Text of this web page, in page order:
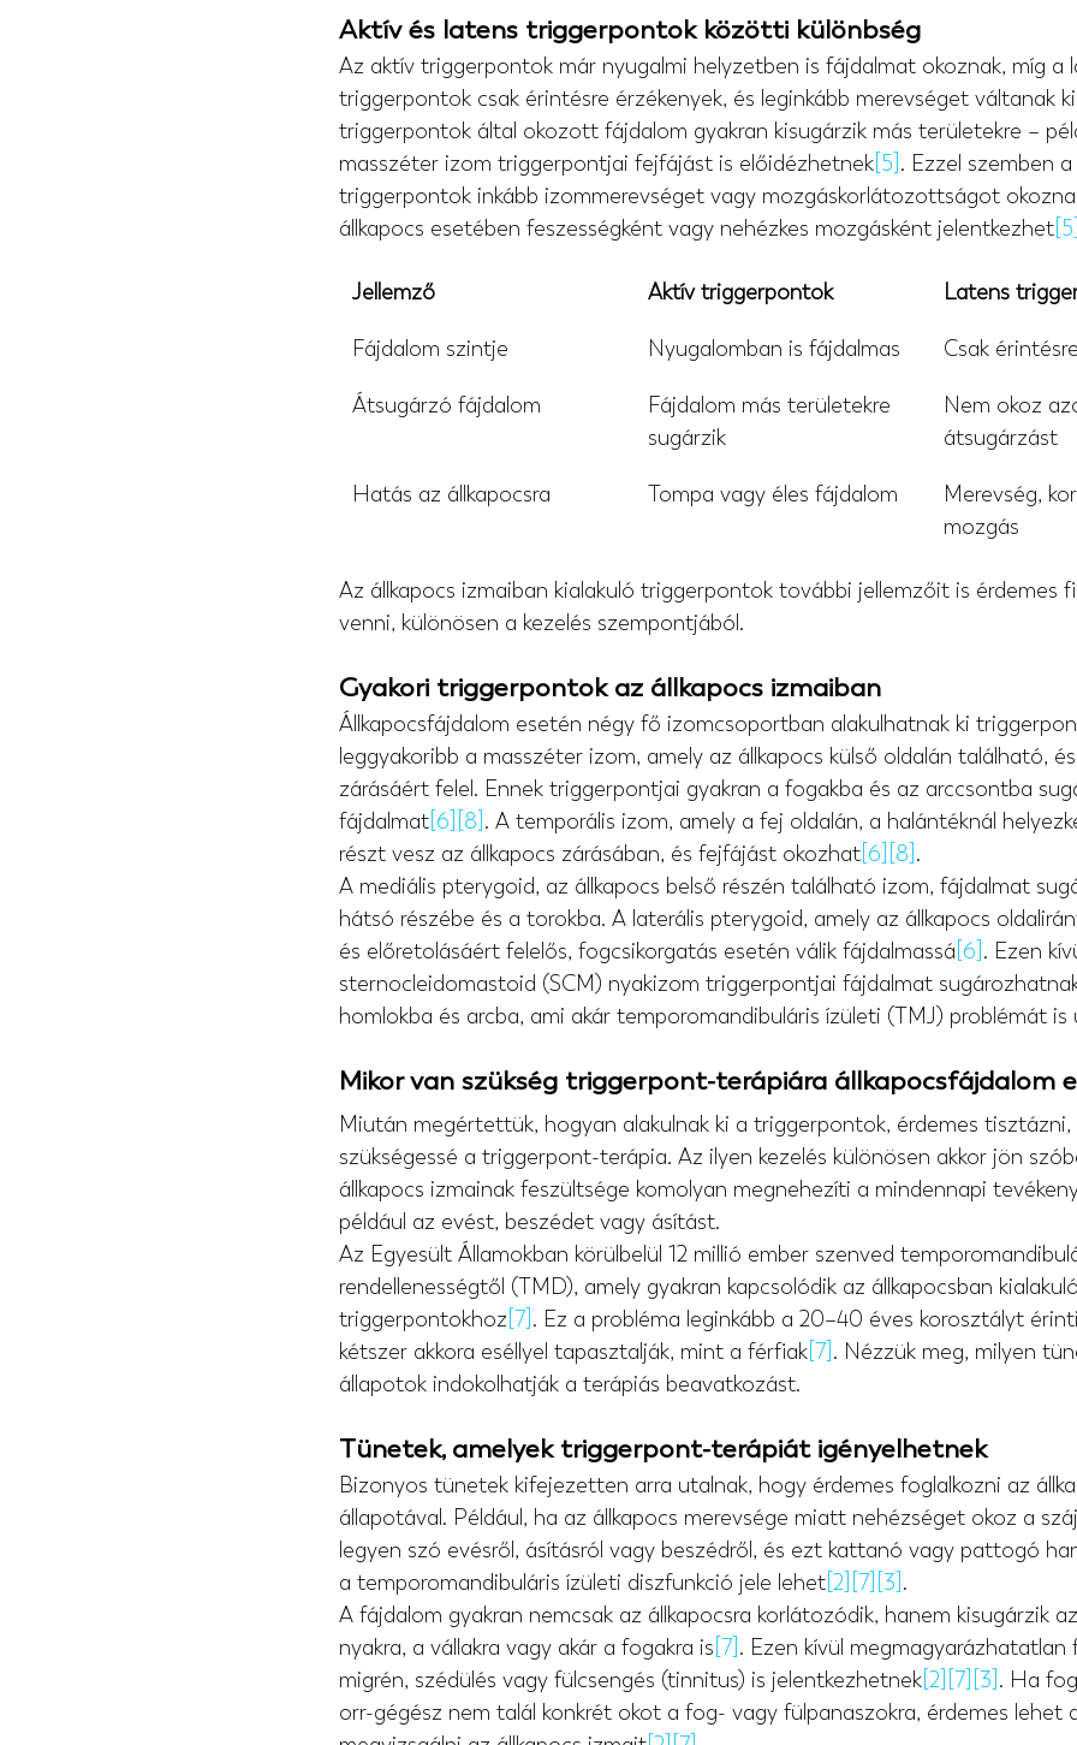
Aktív és latens triggerpontok közötti különbség
Az aktív triggerpontok már nyugalmi helyzetben is fájdalmat okoznak, míg a
triggerpontok csak érintésre érzékenyek, és leginkább merevséget váltanak
triggerpontok által okozott fájdalom gyakran kisugárzik más területekre –
masszéter izom triggerpontjai fejfájást is előidézhetnek [5] . Ezzel szemben
triggerpontok inkább izommerevséget vagy mozgáskorlátozottságot
állkapocs esetében feszességként vagy nehézkes mozgásként jelentkezhet [5]
Jellemző Aktív triggerpontok Latens
Fájdalom szintje Nyugalomban is fájdalmas Csak
Átsugárzó fájdalom
Fájdalom más területekre
sugárzik
Nem okoz
átsugárzást
Hatás az állkapocsra Tompa vagy éles fájdalom
Merevség,
mozgás
Az állkapocs izmaiban kialakuló triggerpontok további jellemzőit is érdemes
venni, különösen a kezelés szempontjából.
Gyakori triggerpontok az állkapocs izmaiban
Állkapocsfájdalom esetén négy fő izomcsoportban alakulhatnak ki
leggyakoribb a masszéter izom, amely az állkapocs külső oldalán található,
zárásáért felel. Ennek triggerpontjai gyakran a fogakba és az arccsontba
fájdalmat [6] [8] . A temporális izom, amely a fej oldalán, a halántéknál
részt vesz az állkapocs zárásában, és fejfájást okozhat [6] [8] .
A mediális pterygoid, az állkapocs belső részén található izom, fájdalmat
hátsó részébe és a torokba. A laterális pterygoid, amely az állkapocs
és előretolásáért felelős, fogcsikorgatás esetén válik fájdalmassá [6] . Ezen
sternocleidomastoid (SCM) nyakizom triggerpontjai fájdalmat
homlokba és arcba, ami akár temporomandibuláris ízületi (TMJ) problémát
Mikor van szükség triggerpont-terápiára állkapocsfájdalom
Miután megértettük, hogyan alakulnak ki a triggerpontok, érdemes
szükségessé a triggerpont-terápia. Az ilyen kezelés különösen akkor jön
állkapocs izmainak feszültsége komolyan megnehezíti a mindennapi
például az evést, beszédet vagy ásítást.
Az Egyesült Államokban körülbelül 12 millió ember szenved
rendellenességtől (TMD), amely gyakran kapcsolódik az állkapocsban kialakuló
triggerpontokhoz [7] . Ez a probléma leginkább a 20–40 éves korosztályt
kétszer akkora eséllyel tapasztalják, mint a férfiak [7] . Nézzük meg, milyen
állapotok indokolhatják a terápiás beavatkozást.
Tünetek, amelyek triggerpont-terápiát igényelhetnek
Bizonyos tünetek kifejezetten arra utalnak, hogy érdemes foglalkozni az
állapotával. Például, ha az állkapocs merevsége miatt nehézséget okoz a
legyen szó evésről, ásításról vagy beszédről, és ezt kattanó vagy pattogó
a temporomandibuláris ízületi diszfunkció jele lehet [2] [7] [3] .
A fájdalom gyakran nemcsak az állkapocsra korlátozódik, hanem kisugárzik
nyakra, a vállakra vagy akár a fogakra is [7] . Ezen kívül megmagyarázhatatlan
migrén, szédülés vagy fülcsengés (tinnitus) is jelentkezhetnek [2] [7] [3] . Ha
orr-gégész nem talál konkrét okot a fog- vagy fülpanaszokra, érdemes lehet